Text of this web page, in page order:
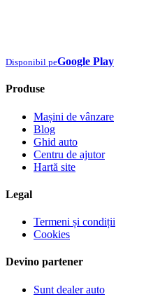
Disponibil peGoogle Play
Produse
Mașini de vânzare
Blog
Ghid auto
Centru de ajutor
Hartă site
Legal
Termeni și condiții
Cookies
Devino partener
Sunt dealer auto